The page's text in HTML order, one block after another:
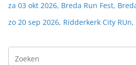
za 03 okt 2026, Breda Run Fest,
zo 20 sep 2026, Ridderkerk City